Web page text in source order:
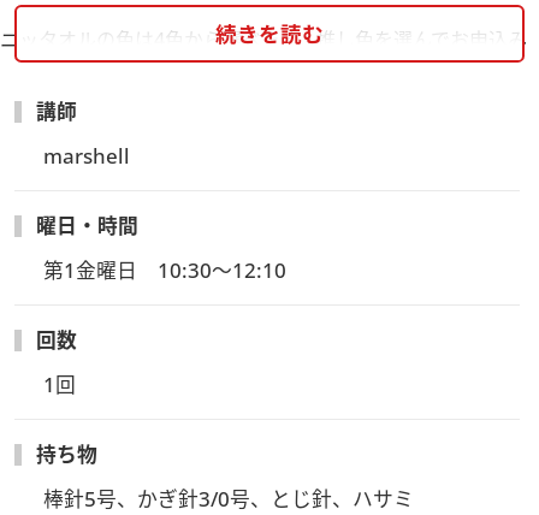
ニッタオルの色は4色から選べます。推し色を選んでお申込み
ください。
使用毛糸:ハマナカポームベビーカラー イエロー（色番号
301）・ブルー（色番号95）・オレンジ（色番号92）・ピンク
（色番号91）
【お申込み受付締切】
2/26(水)23:59まで
【事前にお届けするもの】
編み物キット『推し色で編むニッタオル』、ご案内用紙（レッ
スン参加方法ZoomURLやID・アーカイブ視聴方法など）
【受講方法】
・ビデオ・WEB会議アプリケーション「Zoomウェビナー」を
続きを読む
講師
marshell
曜日・時間
第1金曜日　10:30～12:10
回数
1回
持ち物
棒針5号、かぎ針3/0号、とじ針、ハサミ